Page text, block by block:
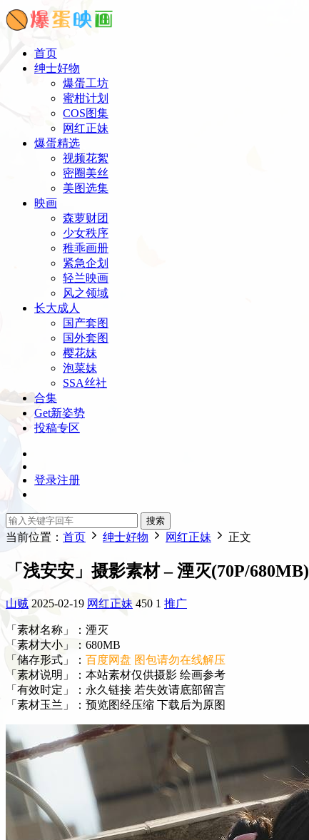
首页
绅士好物
爆蛋工坊
蜜柑计划
COS图集
网红正妹
爆蛋精选
视频花絮
密圈美丝
美图选集
映画
森萝财团
少女秩序
稚乖画册
紧急企划
轻兰映画
风之领域
长大成人
国产套图
国外套图
樱花妹
泡菜妹
SSA丝社
合集
Get新姿势
投稿专区
登录注册
搜索
当前位置： 首页 绅士好物 网红正妹 正文
「浅安安」摄影素材 – 湮灭(70P/680MB)
山贼 2025-02-19 网红正妹 450 1 推广
「素材名称」：湮灭
「素材大小」：680MB
「储存形式」： 百度网盘 图包请勿在线解压
「素材说明」：本站素材仅供摄影 绘画参考
「有效时定」：永久链接 若失效请底部留言
「素材玉兰」：预览图经压缩 下载后为原图